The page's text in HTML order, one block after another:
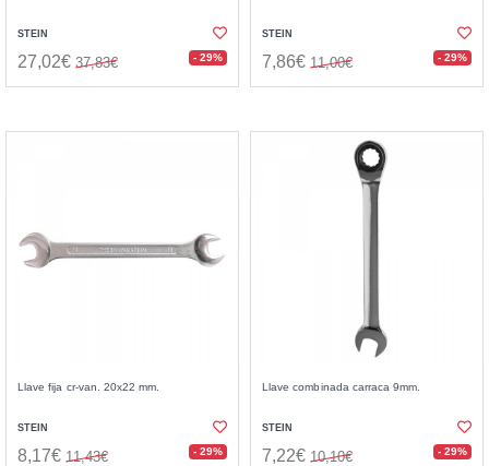
STEIN
27,02€ 37,83€ - 29%
STEIN
7,86€ 11,00€ - 29%
Llave fija cr-van. 20x22 mm.
STEIN
8,17€ 11,43€ - 29%
Llave combinada carraca 9mm.
STEIN
7,22€ 10,10€ - 29%